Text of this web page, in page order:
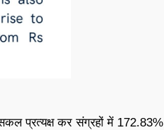
सकल प्रत्यक्ष कर संग्रहों में 172.83%